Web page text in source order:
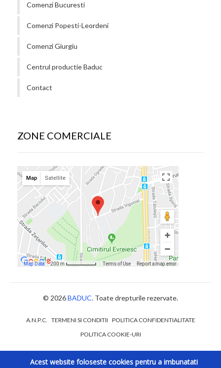
Comenzi Bucuresti
Comenzi Popesti-Leordeni
Comenzi Giurgiu
Centrul productie Baduc
Contact
ZONE COMERCIALE
© 2026BADUC. Toate drepturile rezervate.
A.N.P.C. TERMENI SI CONDITII POLITICA CONFIDENTIALITATE
POLITICA COOKIE-URI
Acest website foloseste cookies pentru a imbunatati